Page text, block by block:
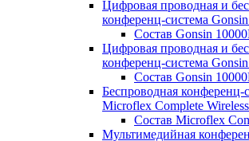
Цифровая проводная и
конференц-система
Состав Gonsin
Цифровая проводная и
конференц-система
Состав Gonsin
Беспроводная конференц-
Microflex Complete Wireless
Состав Microflex
Мультимедийная